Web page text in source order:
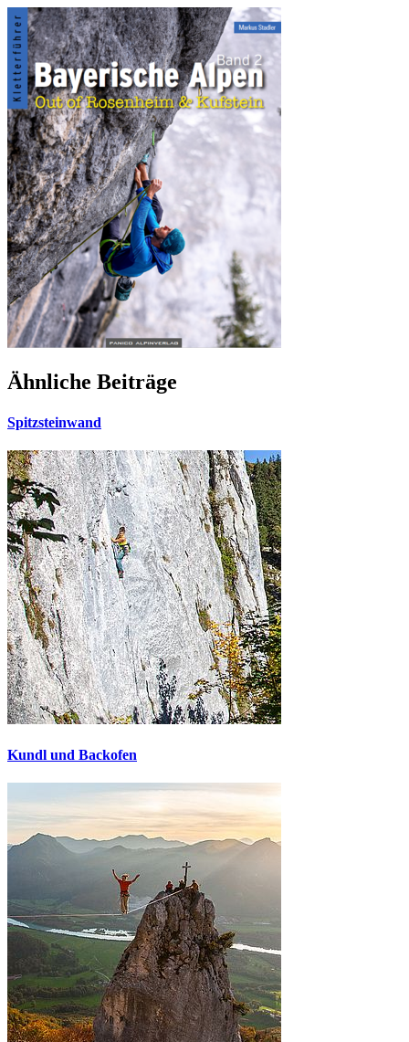
Ähnliche Beiträge
Spitzsteinwand
Kundl und Backofen